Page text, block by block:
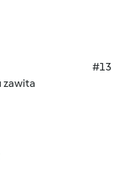
#13
zawita